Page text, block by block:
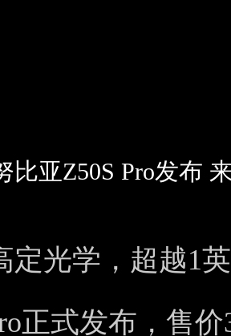
比亚Z50S Pro发布
定光学，超越1
正式发布，售